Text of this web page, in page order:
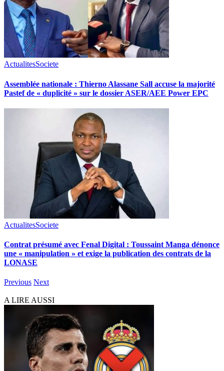
ActualitesSociete
Assemblée nationale : Thierno Alassane Sall accuse la majorité
Pastef de « duplicité » sur le dossier ASER/AEE Power EPC
ActualitesSociete
Contrat présumé avec Fenal Digital : Toussaint Manga dénonce
une « manipulation » et exige la publication des contrats de la
LONASE
Previous Next
A LIRE AUSSI